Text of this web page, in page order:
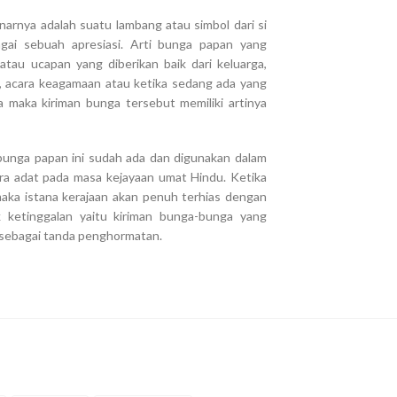
adalah suatu lambang atau simbol dari si
sebuah apresiasi. Arti bunga papan yang
ucapan yang diberikan baik dari keluarga,
keagamaan atau ketika sedang ada yang
maka kiriman bunga tersebut memiliki artinya
papan ini sudah ada dan digunakan dalam
adat pada masa kejayaan umat Hindu. Ketika
istana kerajaan akan penuh terhias dengan
yaitu kiriman bunga-bunga yang
tanda penghormatan.